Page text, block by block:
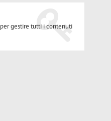
per gestire tutti i contenuti